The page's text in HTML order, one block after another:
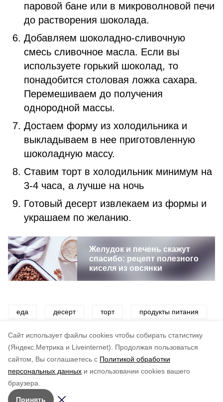
Cайт использует файлы cookies чтобы собирать статистику
(Яндекс.Метрика и Liveinternet).
Продолжая пользоваться
сайтом, Вы соглашаетесь с Политикой обработки
персональных данных и использовании cookies вашего
браузера.
Принять
паровой бане или в микроволновой печи
до растворения шоколада.
Добавляем шоколадно-сливочную
смесь сливочное масла. Если вы
используете горький шоколад, то
понадобится столовая ложка сахара.
Перемешиваем до получения
однородной массы.
Достаем форму из холодильника и
выкладываем в нее приготовленную
шоколадную массу.
Ставим торт в холодильник минимум на
3-4 часа, а лучше на ночь
Готовый десерт извлекаем из формы и
украшаем по желанию.
Желудок и печень скажут
спасибо: рецепт полезного
киселя из овсянки
еда десерт торт продукты питания
рецепт
по оценке
5